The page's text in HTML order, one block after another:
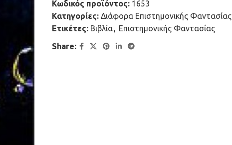
Κωδικός προϊόντος: 1653
Κατηγορίες: Διάφορα Επιστημονικής Φαντασίας
Ετικέτες: Βιβλία, Επιστημονικής Φαντασίας
Share: